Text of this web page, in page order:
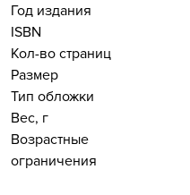
Год издания
ISBN
Кол-во страниц
Размер
Тип обложки
Вес, г
Возрастные
ограничения